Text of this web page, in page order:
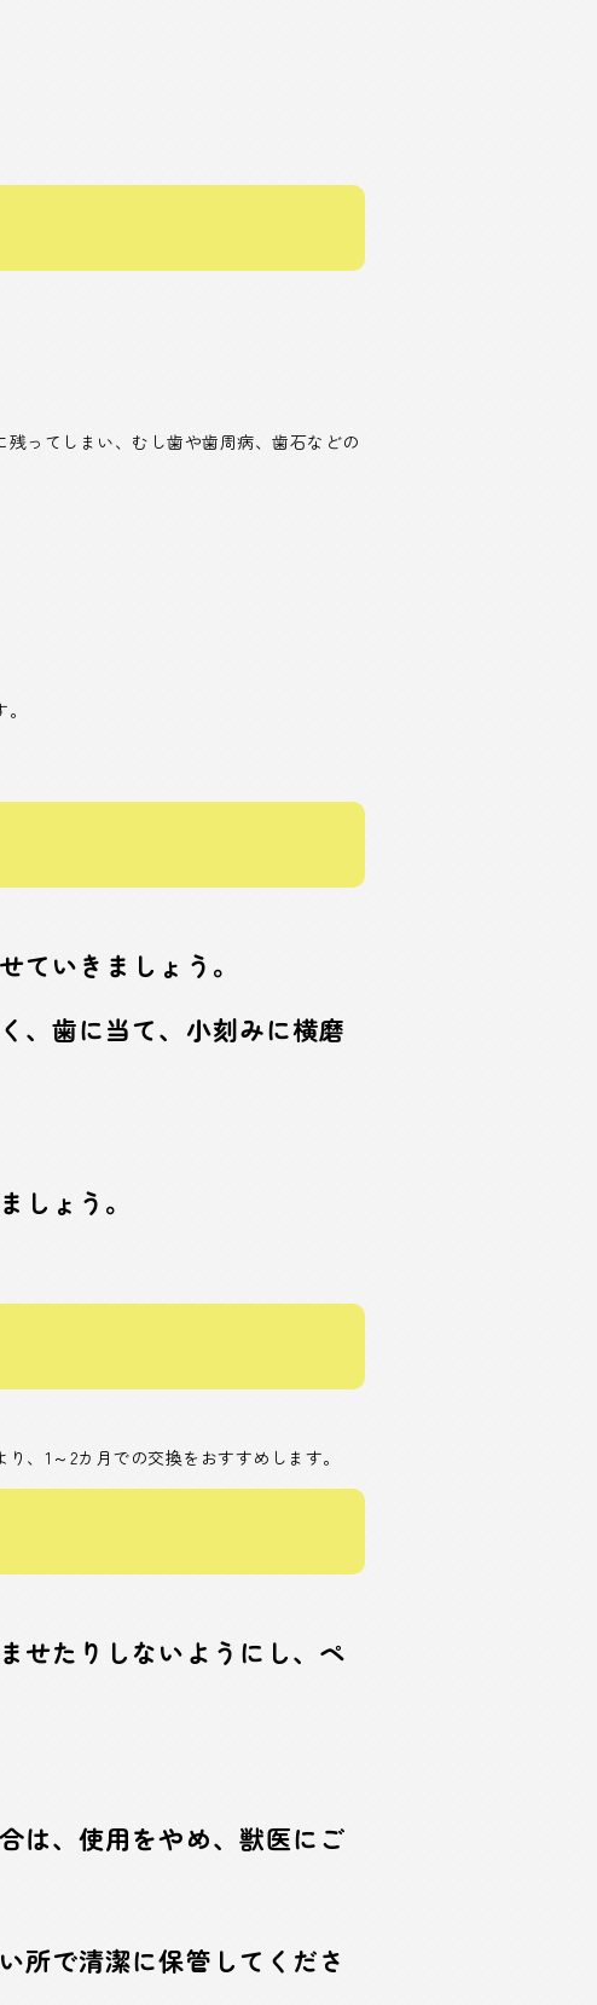
ってしまい、むし歯や歯周病、歯石などの
ていきましょう。
、歯に当て、小刻みに横磨
しょう。
、1～2カ月での交換をおすすめします。
せたりしないようにし、ペ
は、使用をやめ、獣医にご
所で清潔に保管してくださ